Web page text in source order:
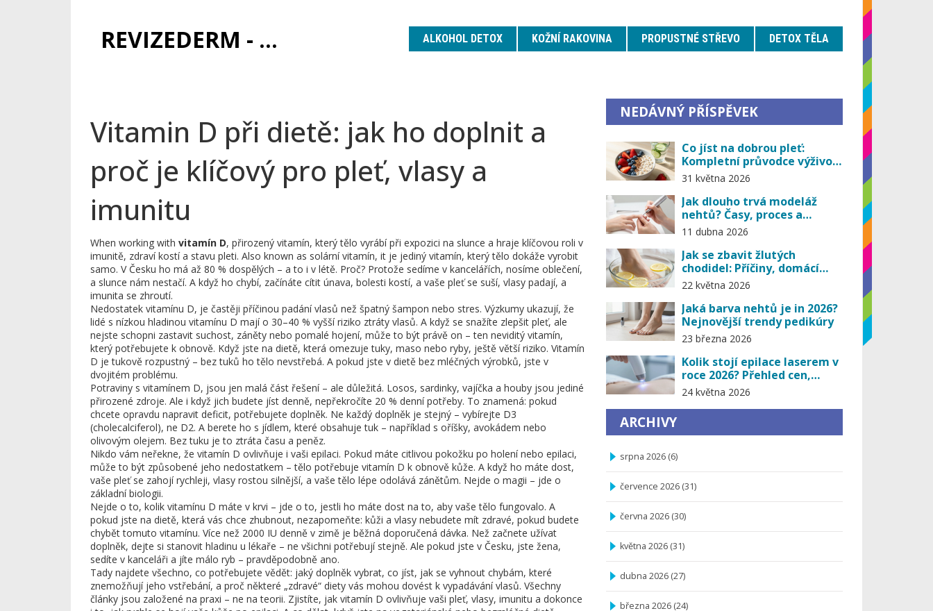
REVIZEDERM - PÉČE O KŮŽI A KOSMETIKA ALKOHOL DETOX KOŽNÍ RAKOVINA PROPUSTNÉ STŘEVO DETOX TĚLA
Vitamin D při dietě: jak ho doplnit a
proč je klíčový pro pleť, vlasy a
imunitu
When working with vitamín D, přirozený vitamín, který tělo vyrábí při expozici na slunce a hraje klíčovou roli v
imunitě, zdraví kostí a stavu pleti. Also known as solární vitamín, it je jediný vitamín, který tělo dokáže vyrobit
samo. V Česku ho má až 80 % dospělých – a to i v létě. Proč? Protože sedíme v kancelářích, nosíme oblečení,
a slunce nám nestačí. A když ho chybí, začínáte cítit únava, bolesti kostí, a vaše pleť se suší, vlasy padají, a
imunita se zhroutí.
Nedostatek vitamínu D, je častěji příčinou padání vlasů než špatný šampon nebo stres. Výzkumy ukazují, že
lidé s nízkou hladinou vitamínu D mají o 30–40 % vyšší riziko ztráty vlasů. A když se snažíte zlepšit pleť, ale
nejste schopni zastavit suchost, záněty nebo pomalé hojení, může to být právě on – ten neviditý vitamín,
který potřebujete k obnově. Když jste na dietě, která omezuje tuky, maso nebo ryby, ještě větší riziko. Vitamín
D je tukově rozpustný – bez tuků ho tělo nevstřebá. A pokud jste v dietě bez mléčných výrobků, jste v
dvojitém problému.
Potraviny s vitamínem D, jsou jen malá část řešení – ale důležitá. Losos, sardinky, vajíčka a houby jsou jediné
přirozené zdroje. Ale i když jich budete jíst denně, nepřekročíte 20 % denní potřeby. To znamená: pokud
chcete opravdu napravit deficit, potřebujete doplněk. Ne každý doplněk je stejný – vybírejte D3
(cholecalciferol), ne D2. A berete ho s jídlem, které obsahuje tuk – například s oříšky, avokádem nebo
olivovým olejem. Bez tuku je to ztráta času a peněz.
Nikdo vám neřekne, že vitamín D ovlivňuje i vaši epilaci. Pokud máte citlivou pokožku po holení nebo epilaci,
může to být způsobené jeho nedostatkem – tělo potřebuje vitamín D k obnově kůže. A když ho máte dost,
vaše pleť se zahojí rychleji, vlasy rostou silnější, a vaše tělo lépe odolává zánětům. Nejde o magii – jde o
základní biologii.
Nejde o to, kolik vitamínu D máte v krvi – jde o to, jestli ho máte dost na to, aby vaše tělo fungovalo. A
pokud jste na dietě, která vás chce zhubnout, nezapomeňte: kůži a vlasy nebudete mít zdravé, pokud budete
chybět tomuto vitamínu. Více než 2000 IU denně v zimě je běžná doporučená dávka. Než začnete užívat
doplněk, dejte si stanovit hladinu u lékaře – ne všichni potřebují stejně. Ale pokud jste v Česku, jste žena,
sedíte v kanceláři a jíte málo ryb – pravděpodobně ano.
Tady najdete všechno, co potřebujete vědět: jaký doplněk vybrat, co jíst, jak se vyhnout chybám, které
znemožňují jeho vstřebání, a proč některé „zdravé“ diety vás mohou dovést k vypadávání vlasů. Všechny
články jsou založené na praxi – ne na teorii. Zjistíte, jak vitamín D ovlivňuje vaši pleť, vlasy, imunitu a dokonce
NEDÁVNÝ PŘÍSPĚVEK
Co jíst na dobrou pleť:
Kompletní průvodce výživou
pro zářivou pokožku
31 května 2026
Jak dlouho trvá modeláž
nehtů? Časy, proces a
intervaly údržby
11 dubna 2026
Jak se zbavit žlutých
chodidel: Příčiny, domácí
ošetření a prevence
22 května 2026
Jaká barva nehtů je in 2026?
Nejnovější trendy pedikúry
23 března 2026
Kolik stojí epilace laserem v
roce 2026? Přehled cen,
faktorů a skrytých poplatků
24 května 2026
ARCHIVY
srpna 2026 (6)
července 2026 (31)
června 2026 (30)
května 2026 (31)
dubna 2026 (27)
března 2026 (24)